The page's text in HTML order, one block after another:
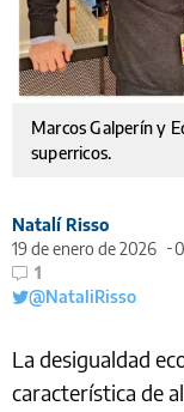
Marcos Galperín y
superricos.
Natalí Risso
19 de enero de 2026
1
@NataliRisso
La desigualdad
característica de